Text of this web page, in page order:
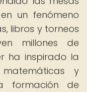
un fenómeno
libros y torneos
millones de
ha inspirado la
y
formación de